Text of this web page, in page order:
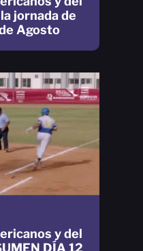
y del
DÍA 12
jornada de
Agosto